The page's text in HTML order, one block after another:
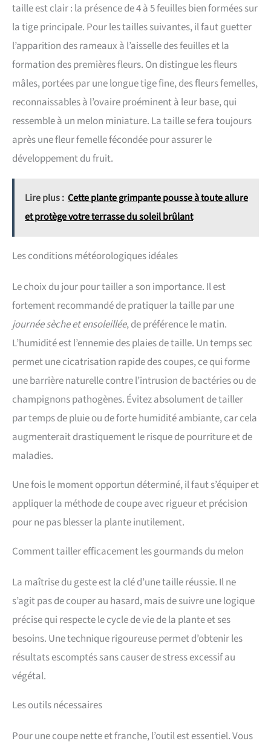
taille est clair : la présence de 4 à 5 feuilles bien formées sur
la tige principale. Pour les tailles suivantes, il faut guetter
l’apparition des rameaux à l’aisselle des feuilles et la
formation des premières fleurs. On distingue les fleurs
mâles, portées par une longue tige fine, des fleurs femelles,
reconnaissables à l’ovaire proéminent à leur base, qui
ressemble à un melon miniature. La taille se fera toujours
après une fleur femelle fécondée pour assurer le
développement du fruit.
Lire plus : Cette plante grimpante pousse à toute allure
et protège votre terrasse du soleil brûlant
Les conditions météorologiques idéales
Le choix du jour pour tailler a son importance. Il est
fortement recommandé de pratiquer la taille par une
journée sèche et ensoleillée, de préférence le matin.
L’humidité est l’ennemie des plaies de taille. Un temps sec
permet une cicatrisation rapide des coupes, ce qui forme
une barrière naturelle contre l’intrusion de bactéries ou de
champignons pathogènes. Évitez absolument de tailler
par temps de pluie ou de forte humidité ambiante, car cela
augmenterait drastiquement le risque de pourriture et de
maladies.
Une fois le moment opportun déterminé, il faut s’équiper et
appliquer la méthode de coupe avec rigueur et précision
pour ne pas blesser la plante inutilement.
Comment tailler efficacement les gourmands du melon
La maîtrise du geste est la clé d’une taille réussie. Il ne
s’agit pas de couper au hasard, mais de suivre une logique
précise qui respecte le cycle de vie de la plante et ses
besoins. Une technique rigoureuse permet d’obtenir les
résultats escomptés sans causer de stress excessif au
végétal.
Les outils nécessaires
Pour une coupe nette et franche, l’outil est essentiel. Vous